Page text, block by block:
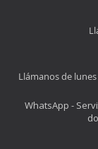
Llámanos de
WhatsApp -